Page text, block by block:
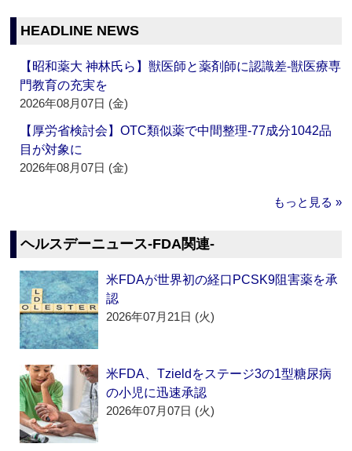
HEADLINE NEWS
【昭和薬大 神林氏ら】獣医師と薬剤師に認識差‐獣医療専
門教育の充実を
2026年08月07日 (金)
【厚労省検討会】OTC類似薬で中間整理‐77成分1042品
目が対象に
2026年08月07日 (金)
もっと見る »
ヘルスデーニュース‐FDA関連‐
米FDAが世界初の経口PCSK9阻害薬を承
認
2026年07月21日 (火)
米FDA、Tzieldをステージ3の1型糖尿病
の小児に迅速承認
2026年07月07日 (火)